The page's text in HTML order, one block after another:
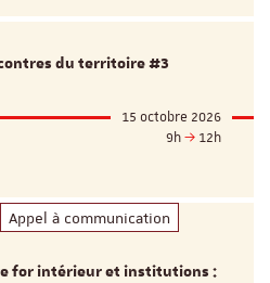
du territoire #3
15 octobre 2026
9h
12h
Appel à communication
for intérieur et institutions :